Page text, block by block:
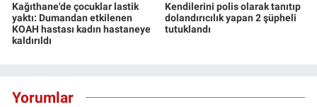
Kağıthane'de çocuklar lastik
yaktı: Dumandan etkilenen
KOAH hastası kadın hastaneye
kaldırıldı
Kendilerini polis olarak tanıtıp
dolandırıcılık yapan 2 şüpheli
tutuklandı
Yorumlar